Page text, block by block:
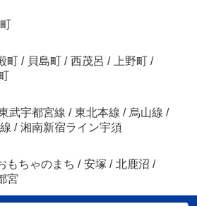
町 / 貝島町 / 西茂呂 / 上野町 /
武宇都宮線 / 東北本線 / 烏山線 /
/ 湘南新宿ライン宇須
もちゃのまち / 安塚 / 北鹿沼 /
宮